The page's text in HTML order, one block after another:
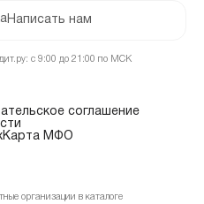
Написать нам
с 9:00 до 21:00 по МСК
соглашение
Карта МФО
организации в каталоге